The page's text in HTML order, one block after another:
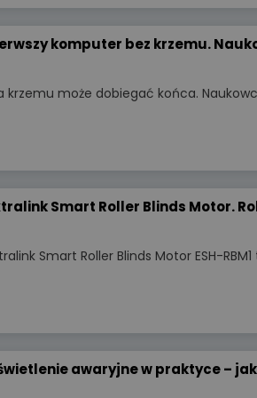
komputer bez krzemu.
krzemu może dobiegać końca.
Smart Roller Blinds Motor.
Smart Roller Blinds Motor ESH-
awaryjne w praktyce –